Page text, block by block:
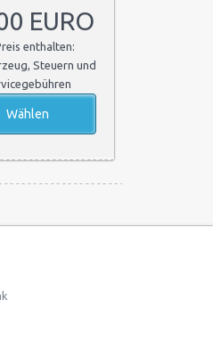
EURO
enthalten:
Steuern und